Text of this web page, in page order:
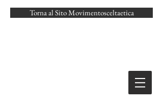
Torna al Sito Movimentosceltaetica